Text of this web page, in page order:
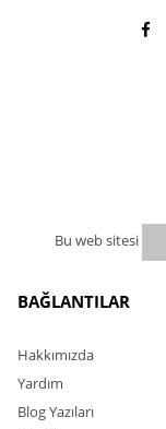
Bu web sitesi
BAĞLANTILAR
Hakkımızda
Yardım
Blog Yazıları